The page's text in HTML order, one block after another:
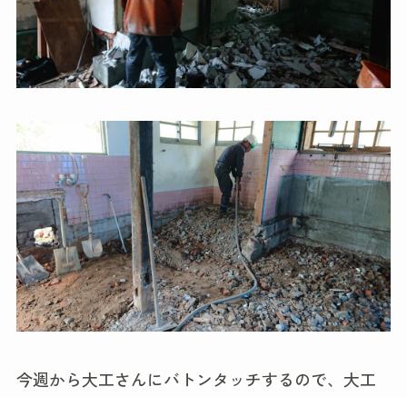
今週から大工さんにバトンタッチするので、大工